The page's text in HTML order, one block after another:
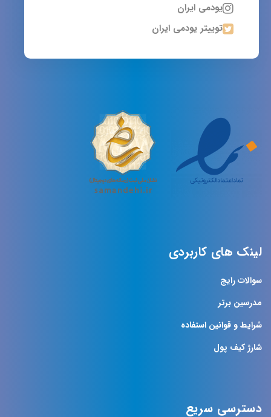
یودمی ایران
توییتر یودمی ایران
لینک های کاربردی
سوالات رایج
مدرسین برتر
شرایط و قوانین استفاده
شارژ کیف پول
دسترسی سریع